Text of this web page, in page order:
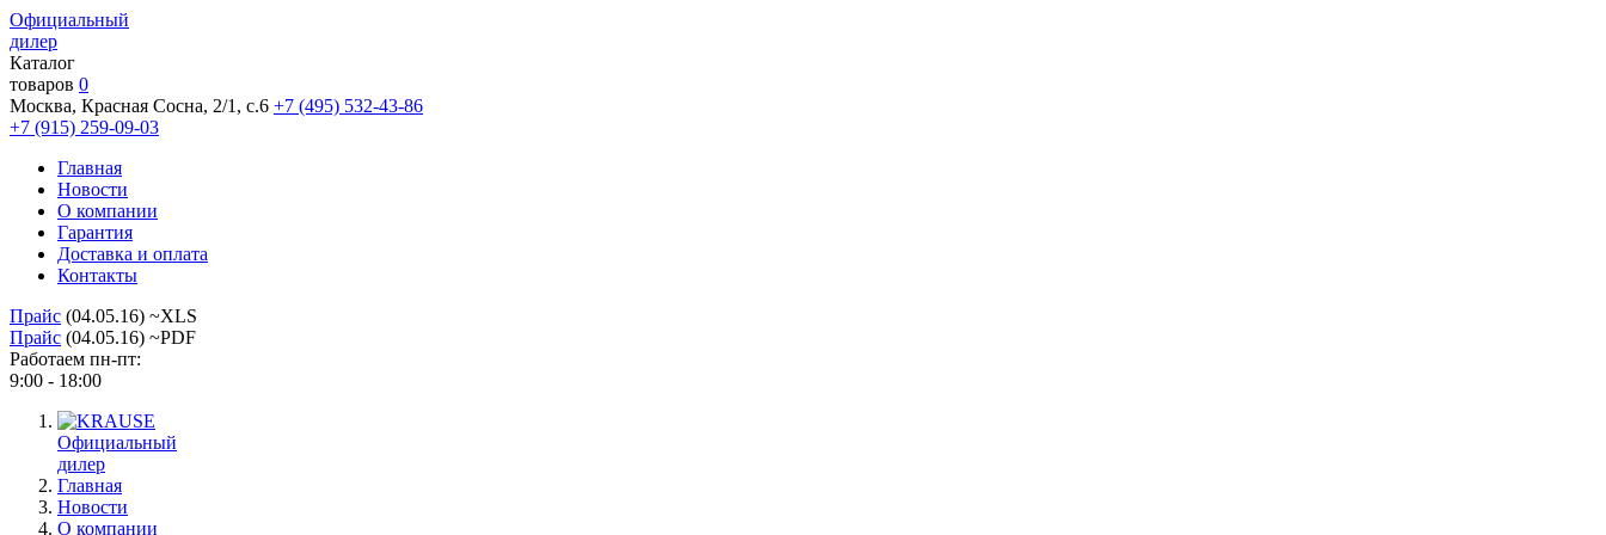
Официальный
дилер
Каталог
товаров 0
Москва, Красная Сосна, 2/1, с.6 +7 (495) 532-43-86
+7 (915) 259-09-03
Главная
Новости
О компании
Гарантия
Доставка и оплата
Контакты
Прайс (04.05.16) ~XLS
Прайс (04.05.16) ~PDF
Работаем пн-пт:
9:00 - 18:00
Официальный
дилер
Главная
Новости
О компании